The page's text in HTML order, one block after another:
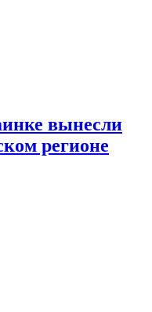
вынесли
регионе